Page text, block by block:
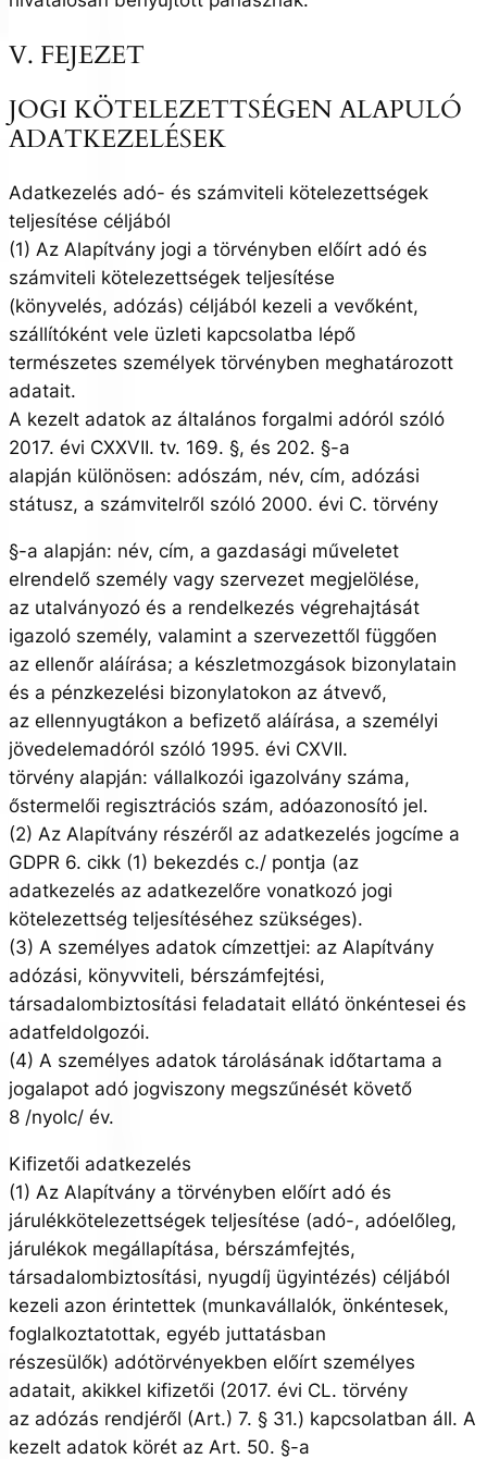
V. FEJEZET
JOGI KÖTELEZETTSÉGEN ALAPULÓ
ADATKEZELÉSEK
Adatkezelés adó- és számviteli kötelezettségek
teljesítése céljából
(1) Az Alapítvány jogi a törvényben előírt adó és
számviteli kötelezettségek teljesítése
(könyvelés, adózás) céljából kezeli a vevőként,
szállítóként vele üzleti kapcsolatba lépő
természetes személyek törvényben meghatározott
adatait.
A kezelt adatok az általános forgalmi adóról szóló
2017. évi CXXVII. tv. 169. §, és 202. §-a
alapján különösen: adószám, név, cím, adózási
státusz, a számvitelről szóló 2000. évi C. törvény
§-a alapján: név, cím, a gazdasági műveletet
elrendelő személy vagy szervezet megjelölése,
az utalványozó és a rendelkezés végrehajtását
igazoló személy, valamint a szervezettől függően
az ellenőr aláírása; a készletmozgások bizonylatain
és a pénzkezelési bizonylatokon az átvevő,
az ellennyugtákon a befizető aláírása, a személyi
jövedelemadóról szóló 1995. évi CXVII.
törvény alapján: vállalkozói igazolvány száma,
őstermelői regisztrációs szám, adóazonosító jel.
(2) Az Alapítvány részéről az adatkezelés jogcíme a
GDPR 6. cikk (1) bekezdés c./ pontja (az
adatkezelés az adatkezelőre vonatkozó jogi
kötelezettség teljesítéséhez szükséges).
(3) A személyes adatok címzettjei: az Alapítvány
adózási, könyvviteli, bérszámfejtési,
társadalombiztosítási feladatait ellátó önkéntesei és
adatfeldolgozói.
(4) A személyes adatok tárolásának időtartama a
jogalapot adó jogviszony megszűnését követő
8 /nyolc/ év.
Kifizetői adatkezelés
(1) Az Alapítvány a törvényben előírt adó és
járulékkötelezettségek teljesítése (adó-, adóelőleg,
járulékok megállapítása, bérszámfejtés,
társadalombiztosítási, nyugdíj ügyintézés) céljából
kezeli azon érintettek (munkavállalók, önkéntesek,
foglalkoztatottak, egyéb juttatásban
részesülők) adótörvényekben előírt személyes
adatait, akikkel kifizetői (2017. évi CL. törvény
az adózás rendjéről (Art.) 7. § 31.) kapcsolatban áll. A
kezelt adatok körét az Art. 50. §-a